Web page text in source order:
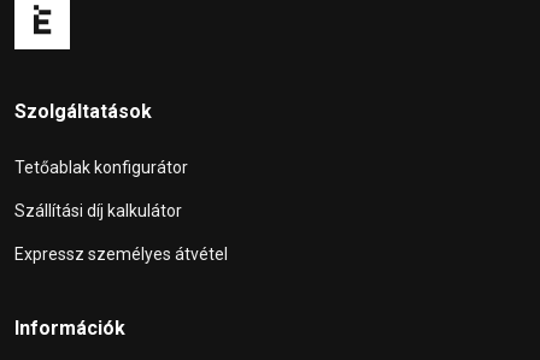
Szolgáltatások
Tetőablak konfigurátor
Szállítási díj kalkulátor
Expressz személyes átvétel
Információk